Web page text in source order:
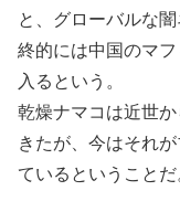
と、グローバルな
終的には中国のマ
入るという。
乾燥ナマコは近世
きたが、今はそれ
ているということだ